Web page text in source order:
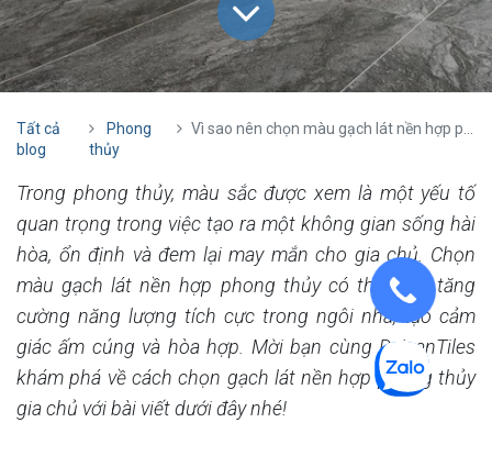
Tất cả
blog
Phong
thủy
Vì sao nên chọn màu gạch lát nền hợp phong thủy?
Trong phong thủy, màu sắc được xem là một yếu tố
quan trọng trong việc tạo ra một không gian sống hài
hòa, ổn định và đem lại may mắn cho gia chủ. Chọn
màu gạch lát nền hợp phong thủy có thể giúp tăng
cường năng lượng tích cực trong ngôi nhà, tạo cảm
giác ấm cúng và hòa hợp. Mời bạn cùng DaisanTiles
khám phá về cách chọn gạch lát nền hợp phong thủy
gia chủ với bài viết dưới đây nhé!